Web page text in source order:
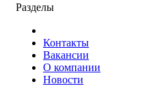
Разделы
Контакты
Вакансии
О компании
Новости